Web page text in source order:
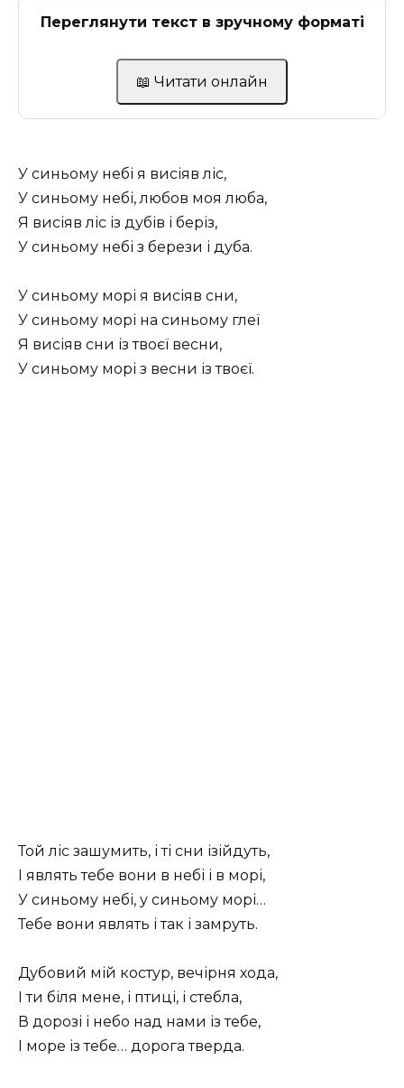
Переглянути текст в зручному форматі
📖 Читати онлайн
У синьому небі я висіяв ліс,
У синьому небі, любов моя люба,
Я висіяв ліс із дубів і беріз,
У синьому небі з берези і дуба.
У синьому морі я висіяв сни,
У синьому морі на синьому глеї
Я висіяв сни із твоєї весни,
У синьому морі з весни із твоєї.
Той ліс зашумить, і ті сни ізійдуть,
І являть тебе вони в небі і в морі,
У синьому небі, у синьому морі…
Тебе вони являть і так і замруть.
Дубовий мій костур, вечірня хода,
І ти біля мене, і птиці, і стебла,
В дорозі і небо над нами із тебе,
І море із тебе… дорога тверда.